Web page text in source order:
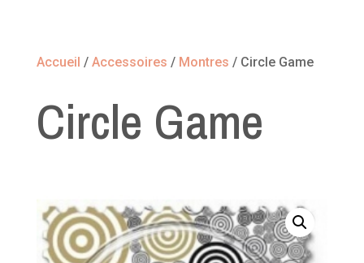
Accueil / Accessoires / Montres / Circle Game
Circle Game